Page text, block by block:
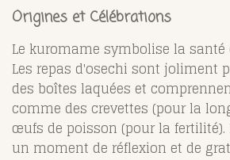
Origines et Célébrations
Le kuromame symbolise la
Les repas d'osechi sont joliment
des boîtes laquées et
comme des crevettes (pour la
œufs de poisson (pour la fertilité).
un moment de réflexion et de